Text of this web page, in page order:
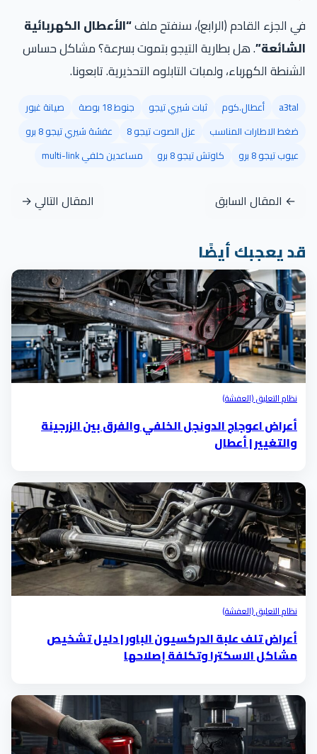
في الجزء القادم (الرابع)، سنفتح ملف“الأعطال الكهربائية
الشائعة”. هل بطارية التيجو بتموت بسرعة؟ مشاكل حساس
الشنطة الكهرباء، ولمبات التابلوه التحذيرية. تابعونا.
a3tal أعطال.كوم ثبات شيري تيجو جنوط 18 بوصة
صيانة غبور
ضغط الاطارات المناسب
عزل الصوت تيجو 8
عفشة شيري تيجو 8 برو
عيوب تيجو 8 برو
كاوتش تيجو 8 برو مساعدين خلفي multi-link
← المقال السابق المقال التالي →
قد يعجبك أيضًا
نظام التعليق (العفشة)
أعراض اعوجاج الدونجل الخلفي والفرق بين الزرجينة
والتغيير | أعطال
نظام التعليق (العفشة)
أعراض تلف علبة الدركسيون الباور | دليل تشخيص
مشاكل الاسكترا وتكلفة إصلاحها